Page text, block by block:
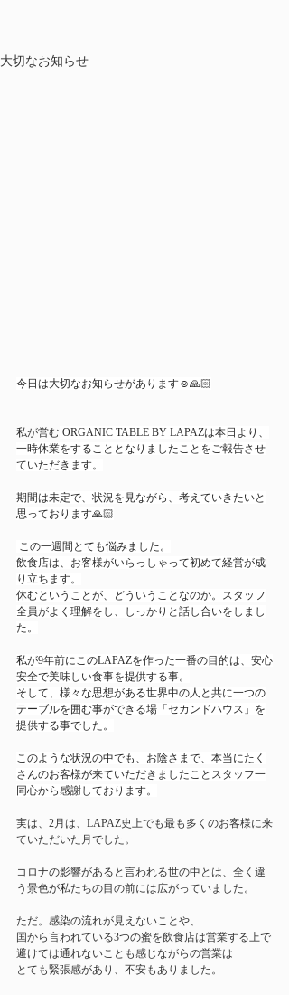
大切なお知らせ
今日は大切なお知らせがあります☺️🙏🏻
私が営む ORGANIC TABLE BY LAPAZは本日より、
一時休業をすることとなりましたことをご報告させ
ていただきます。
期間は未定で、状況を見ながら、考えていきたいと
思っております🙏🏻
この一週間とても悩みました。
飲食店は、お客様がいらっしゃって初めて経営が成
り立ちます。
休むということが、どういうことなのか。スタッフ
全員がよく理解をし、しっかりと話し合いをしまし
た。
私が9年前にこのLAPAZを作った一番の目的は、安心
安全で美味しい食事を提供する事。
そして、様々な思想がある世界中の人と共に一つの
テーブルを囲む事ができる場「セカンドハウス」を
提供する事でした。
このような状況の中でも、お陰さまで、本当にたく
さんのお客様が来ていただきましたことスタッフ一
同心から感謝しております。
実は、2月は、LAPAZ史上でも最も多くのお客様に来
ていただいた月でした。
コロナの影響があると言われる世の中とは、全く違
う景色が私たちの目の前には広がっていました。
ただ。感染の流れが見えないことや、
国から言われている3つの蜜を飲食店は営業する上で
避けては通れないことも感じながらの営業は
とても緊張感があり、不安もありました。